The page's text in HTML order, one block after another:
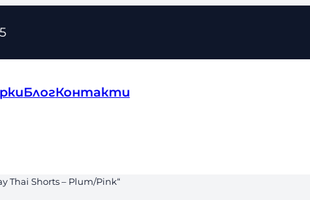
БлогКонтакти
Shorts – Plum/Pink“